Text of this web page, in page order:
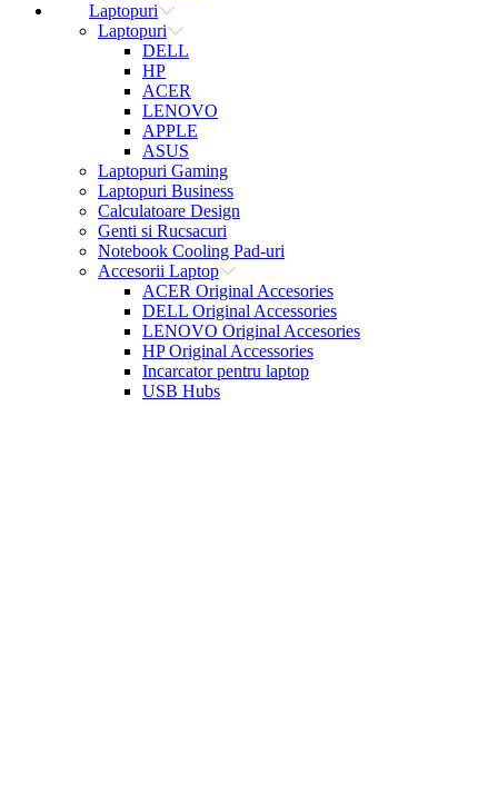
Laptopuri
Laptopuri
DELL
HP
ACER
LENOVO
APPLE
ASUS
Laptopuri Gaming
Laptopuri Business
Calculatoare Design
Genti si Rucsacuri
Notebook Cooling Pad-uri
Accesorii Laptop
ACER Original Accesories
DELL Original Accessories
LENOVO Original Accesories
HP Original Accessories
Incarcator pentru laptop
USB Hubs